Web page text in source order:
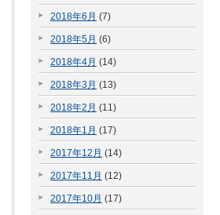
2018年6月 (7)
2018年5月 (6)
2018年4月 (14)
2018年3月 (13)
2018年2月 (11)
2018年1月 (17)
2017年12月 (14)
2017年11月 (12)
2017年10月 (17)